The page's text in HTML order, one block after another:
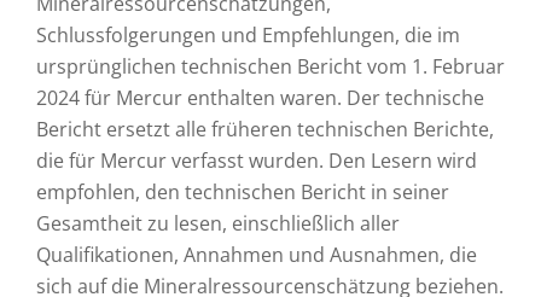
Schlussfolgerungen und Empfehlungen, die im
ursprünglichen technischen Bericht vom 1. Februar
2024 für Mercur enthalten waren. Der technische
Bericht ersetzt alle früheren technischen Berichte,
die für Mercur verfasst wurden. Den Lesern wird
empfohlen, den technischen Bericht in seiner
Gesamtheit zu lesen, einschließlich aller
Qualifikationen, Annahmen und Ausnahmen, die
sich auf die Mineralressourcenschätzung beziehen.